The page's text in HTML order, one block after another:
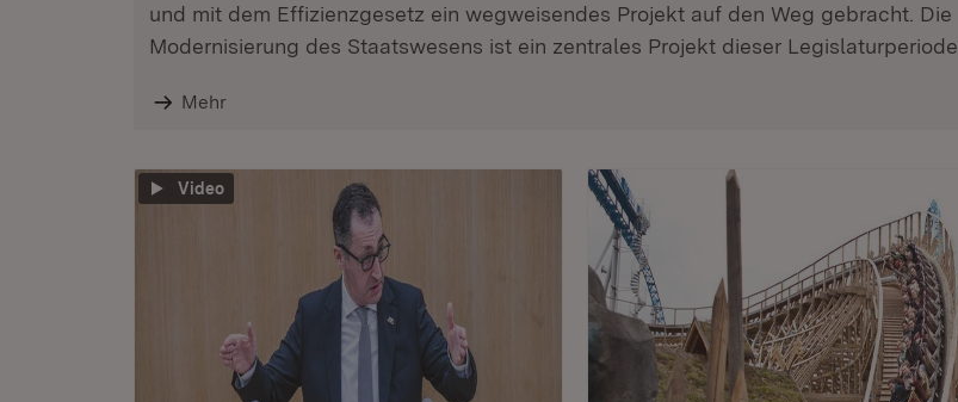
und mit dem Effizienzgesetz ein wegweisendes Projekt auf den Weg gebracht. Die
Modernisierung des Staatswesens ist ein zentrales Projekt dieser Legislaturperiode.
Mehr
Video